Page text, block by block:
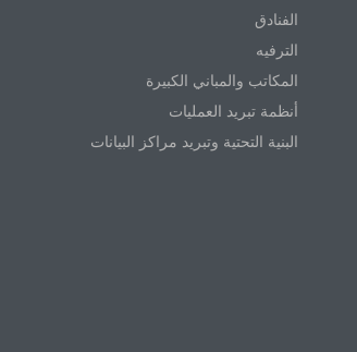
الفنادق
الترفيه
المكاتب والمباني الكبيرة
أنظمة تبريد العمليات
البنية التحتية وتبريد مراكز البيانات